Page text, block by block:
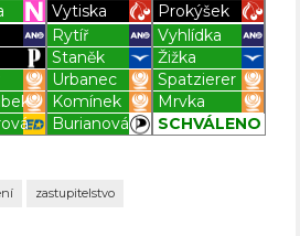
Vytiska
Prokýšek
Rytíř
Vyhlídka
Staněk
Žižka
Urbanec
Spatzierer
Komínek
Mrvka
Burianová SCHVÁLENO
zastupitelstvo